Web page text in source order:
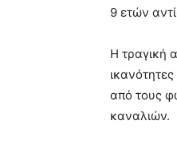
9 ετών
Η τραγική
από τους
καναλιών.